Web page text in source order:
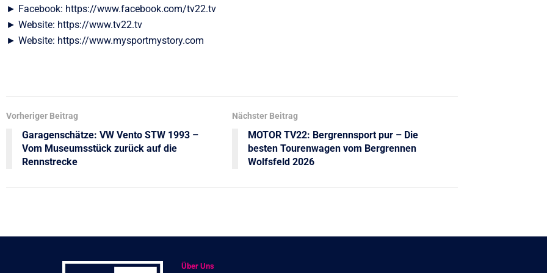
► Facebook: https://www.facebook.com/tv22.tv
► Website: https://www.tv22.tv
► Website: https://www.mysportmystory.com
Vorheriger Beitrag
Garagenschätze: VW Vento STW 1993 –
Vom Museumsstück zurück auf die
Rennstrecke
Nächster Beitrag
MOTOR TV22: Bergrennsport pur – Die
besten Tourenwagen vom Bergrennen
Wolfsfeld 2026
Über Uns